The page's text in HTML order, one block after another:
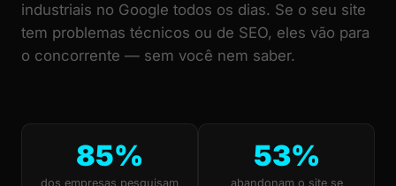
industriais no Google todos os dias. Se o seu site
tem problemas técnicos ou de SEO, eles vão para
o concorrente — sem você nem saber.
85%
dos empresas pesquisam
53%
abandonam o site se